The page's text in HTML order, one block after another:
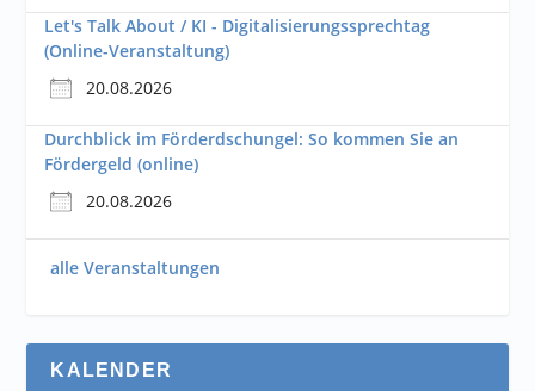
Let's Talk About / KI - Digitalisierungssprechtag
(Online-Veranstaltung)
20.08.2026
Durchblick im Förderdschungel: So kommen Sie an
Fördergeld (online)
20.08.2026
alle Veranstaltungen
KALENDER